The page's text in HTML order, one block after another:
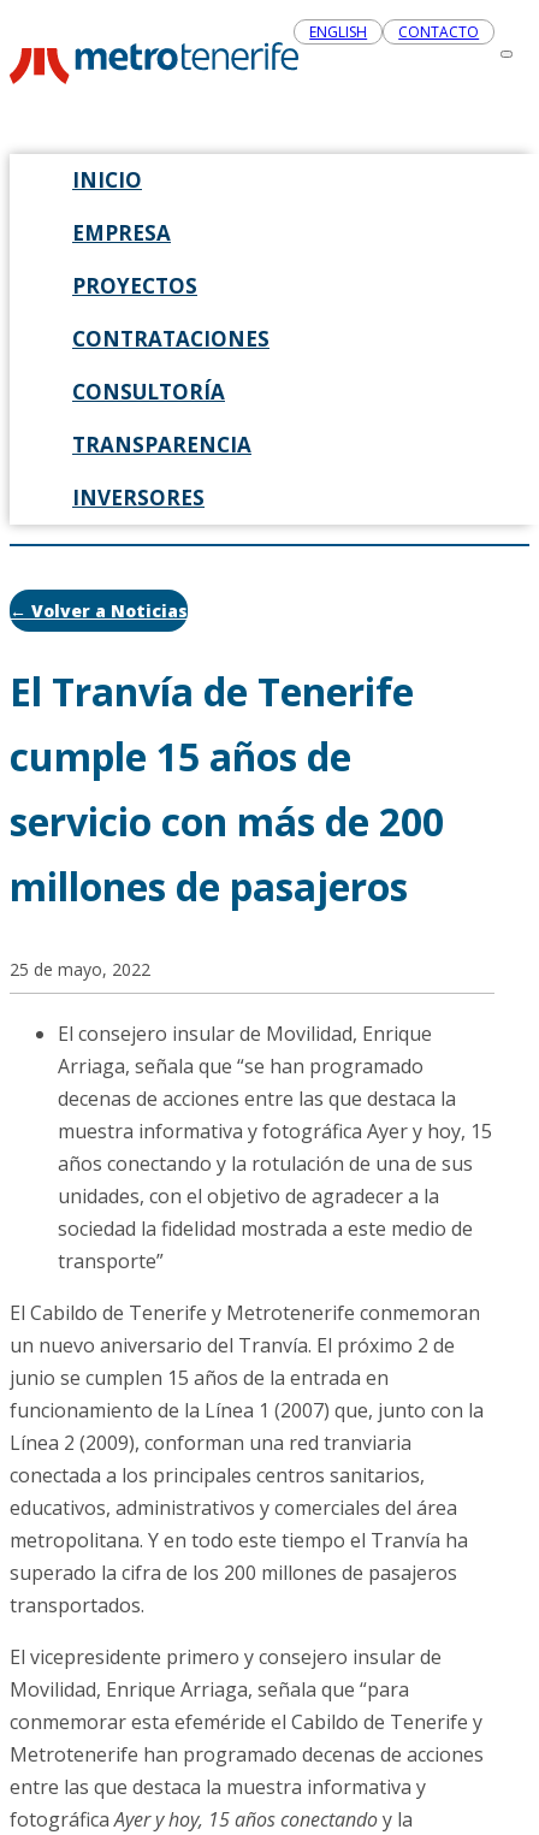
ENGLISH CONTACTO
INICIO
EMPRESA
PROYECTOS
CONTRATACIONES
CONSULTORÍA
TRANSPARENCIA
INVERSORES
← Volver a Noticias
El Tranvía de Tenerife
cumple 15 años de
servicio con más de 200
millones de pasajeros
25 de mayo, 2022
El consejero insular de Movilidad, Enrique
Arriaga, señala que “se han programado
decenas de acciones entre las que destaca la
muestra informativa y fotográfica Ayer y hoy, 15
años conectando y la rotulación de una de sus
unidades, con el objetivo de agradecer a la
sociedad la fidelidad mostrada a este medio de
transporte”
El Cabildo de Tenerife y Metrotenerife conmemoran
un nuevo aniversario del Tranvía. El próximo 2 de
junio se cumplen 15 años de la entrada en
funcionamiento de la Línea 1 (2007) que, junto con la
Línea 2 (2009), conforman una red tranviaria
conectada a los principales centros sanitarios,
educativos, administrativos y comerciales del área
metropolitana. Y en todo este tiempo el Tranvía ha
superado la cifra de los 200 millones de pasajeros
transportados.
El vicepresidente primero y consejero insular de
Movilidad, Enrique Arriaga, señala que “para
conmemorar esta efeméride el Cabildo de Tenerife y
Metrotenerife han programado decenas de acciones
entre las que destaca la muestra informativa y
fotográficaAyer y hoy, 15 años conectandoy la